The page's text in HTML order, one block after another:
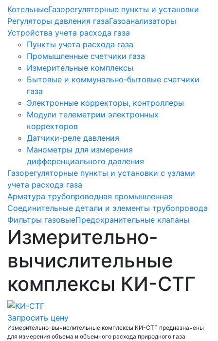
КотельныеГазорегуляторные пункты и установки
Регуляторы давления газаГазоанализаторы
Устройства учета расхода газа
Пункты учета расхода газа
Промышленные счетчики газа
Измерительные комплексы
Бытовые и коммунально-бытовые счетчики
газа
Электронные корректоры, контроллеры
Модули телеметрии электронных
корректоров
Датчики-реле давления
Манометры для измерения
дифференциального давления
Газорегуляторные пункты и установки с узлами
учета расхода газа
Арматура трубопроводная промышленная
Соединительные детали и элементы трубопровода
Фильтры газовыеПредохранительные клапаны
Измерительно-
вычислительные
комплексы КИ-СТГ
Запросить цену
Измерительно-вычислительные комплексы КИ-СТГ предназначены
для измерения объема и объемного расхода природного газа